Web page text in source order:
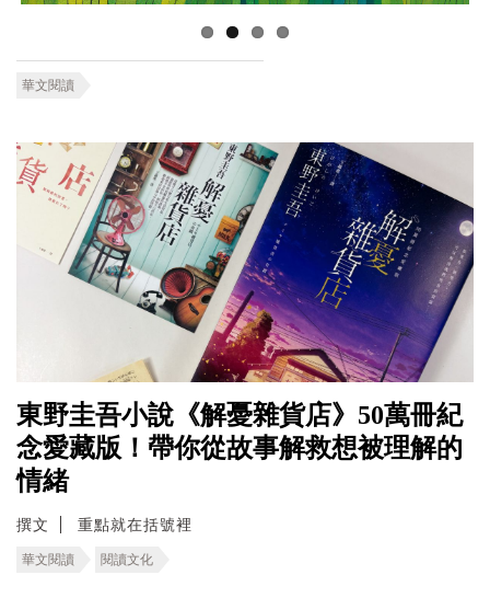
華文閱讀
東野圭吾小說《解憂雜貨店》50萬冊紀
念愛藏版！帶你從故事解救想被理解的
情緒
撰文 重點就在括號裡
華文閱讀 閱讀文化